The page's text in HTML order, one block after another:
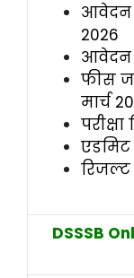
आवेदन
2026
आवेदन
फीस
मार्च
एडमिट
DSSSB